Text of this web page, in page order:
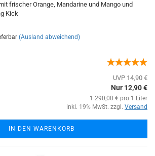
frischer Orange, Mandarine und Mango und
Kick
(Ausland abweichend)
UVP 14,90 €
Nur 12,90 €
1.290,00 € pro 1 Liter
inkl. 19% MwSt. zzgl. Versand
IN DEN WARENKORB